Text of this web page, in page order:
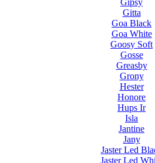
Gitta
Goa Black
Goa White
Goosy Soft
Gosse
Greasby
Grony
Hester
Honore
Hups Ir
Isla
Jantine
Jany
Jaster Led
Jaster Led